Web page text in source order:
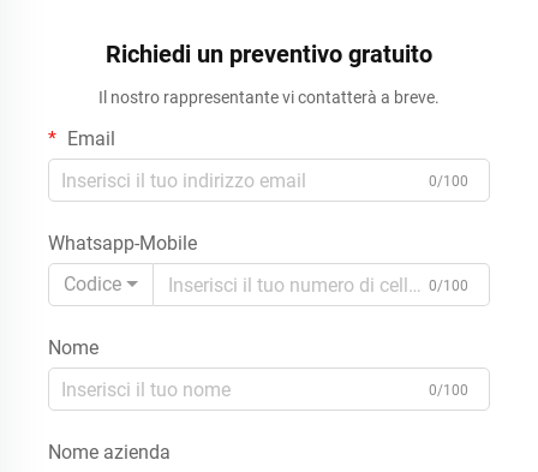
Richiedi un preventivo gratuito
Il nostro rappresentante vi contatterà a breve.
Email
0/100
Whatsapp-Mobile
Codice
0/100
Nome
0/100
Nome azienda